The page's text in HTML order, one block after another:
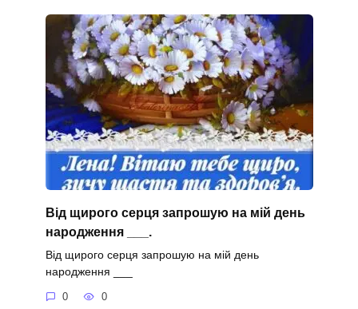
Від щирого серця запрошую на мій день
народження ___.
Від щирого серця запрошую на мій день
народження ___
0 0